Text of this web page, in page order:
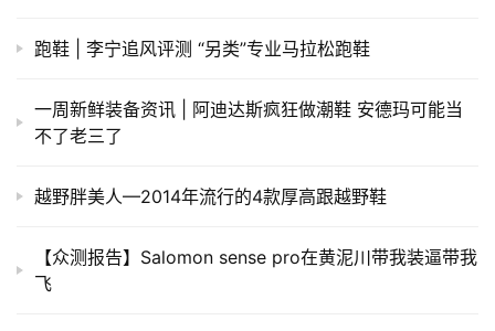
跑鞋 | 李宁追风评测 “另类”专业马拉松跑鞋
一周新鲜装备资讯 | 阿迪达斯疯狂做潮鞋 安德玛可能当
不了老三了
越野胖美人—2014年流行的4款厚高跟越野鞋
【众测报告】Salomon sense pro在黄泥川带我装逼带我
飞